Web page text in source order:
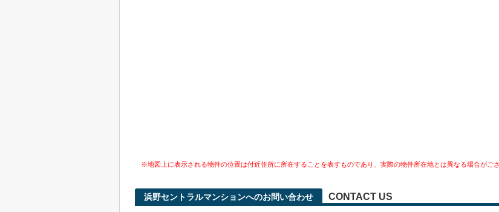
※地図上に表示される物件の位置は付近住所に所在することを表すものであり、実際の物件所在地とは異なる場合がござ
浜野セントラルマンションへのお問い合わせ CONTACT US